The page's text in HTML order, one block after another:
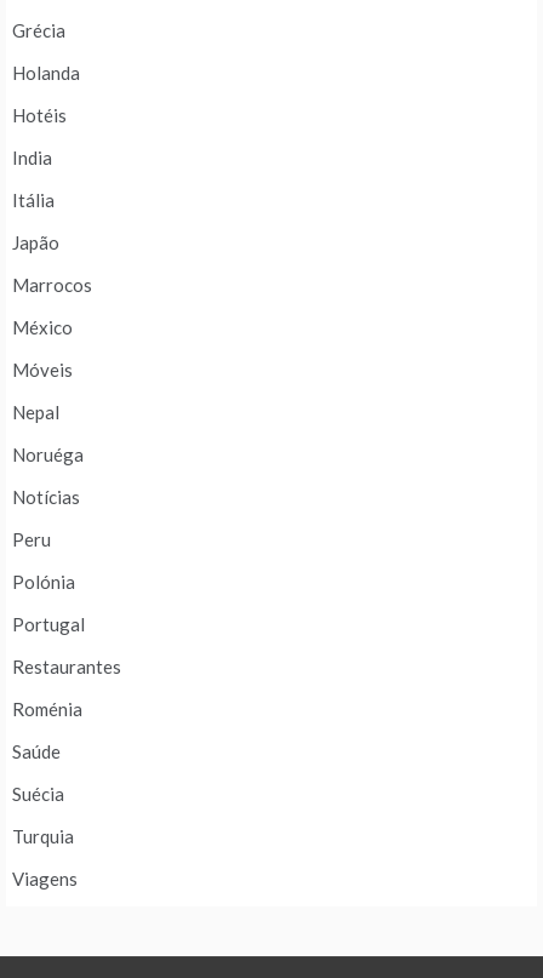
Grécia
Holanda
Hotéis
India
Itália
Japão
Marrocos
México
Móveis
Nepal
Noruéga
Notícias
Peru
Polónia
Portugal
Restaurantes
Roménia
Saúde
Suécia
Turquia
Viagens